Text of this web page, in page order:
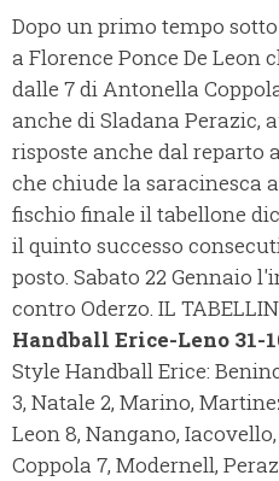
Dopo un primo tempo
a Florence Ponce De Leon
dalle 7 di Antonella
anche di Sladana Perazic,
risposte anche dal reparto
che chiude la saracinesca
fischio finale il tabellone
il quinto successo
posto. Sabato 22 Gennaio
contro Oderzo. IL
Handball Erice-Leno 31-
Style Handball Erice:
3, Natale 2, Marino,
Leon 8, Nangano,
Coppola 7, Modernell,